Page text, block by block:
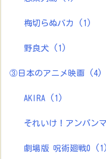
梅切らぬバカ (1)
野良犬 (1)
③日本のアニメ映画 (4)
AKIRA (1)
それいけ！アンパン
劇場版 呪術廻戦0 (1)